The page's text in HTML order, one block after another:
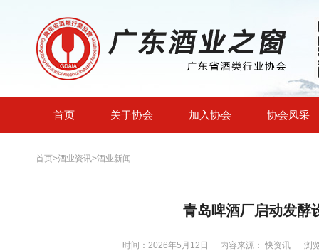
首页 关于协会 加入协会 协会风采
首页>酒业资讯>酒业新闻
青岛啤酒厂启动发酵
时间：2026年5月12日 内容来源： 快资讯 浏